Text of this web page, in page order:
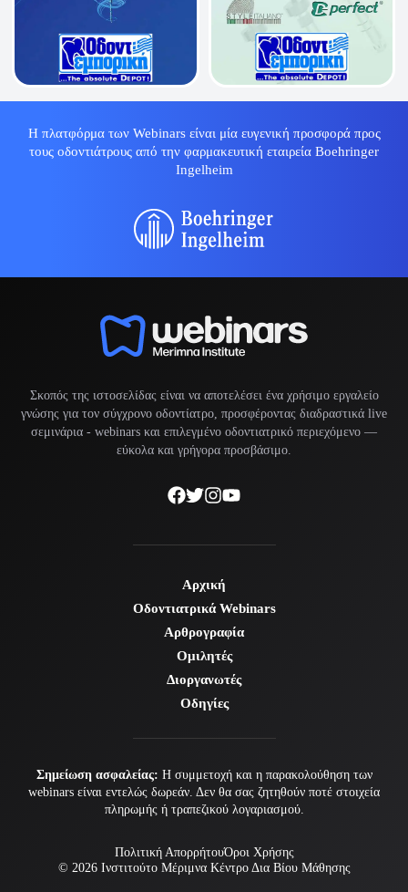
Η πλατφόρμα των Webinars είναι μία ευγενική προσφορά προς
τους οδοντιάτρους από την φαρμακευτική εταιρεία Boehringer
Ingelheim
Σκοπός της ιστοσελίδας είναι να αποτελέσει ένα χρήσιμο εργαλείο
γνώσης για τον σύγχρονο οδοντίατρο, προσφέροντας διαδραστικά live
σεμινάρια - webinars και επιλεγμένο οδοντιατρικό περιεχόμενο —
εύκολα και γρήγορα προσβάσιμο.
Αρχική
Οδοντιατρικά Webinars
Αρθρογραφία
Ομιλητές
Διοργανωτές
Οδηγίες
Σημείωση ασφαλείας: Η συμμετοχή και η παρακολούθηση των
webinars είναι εντελώς δωρεάν. Δεν θα σας ζητηθούν ποτέ στοιχεία
πληρωμής ή τραπεζικού λογαριασμού.
© 2026 Ινστιτούτο ΜέριμναΚέντρο Δια Βίου Μάθησης
Πολιτική ΑπορρήτουΌροι Χρήσης